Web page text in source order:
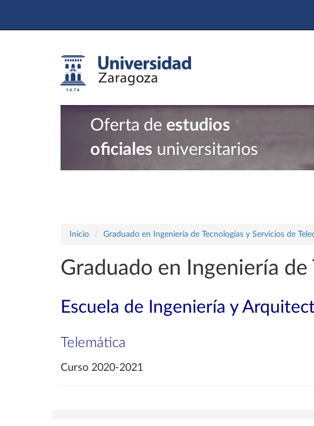
Oferta de estudios
oficiales universitarios
Inicio Graduado en Ingeniería de Tecnologías y Servicios de
Graduado en Ingeniería
Escuela de Ingeniería y
Telemática
Curso 2020-2021